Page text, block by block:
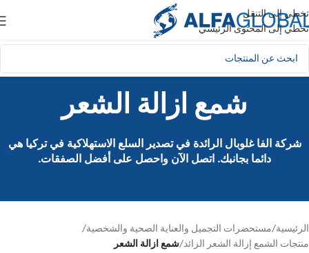
تخطي إلى التنقل
تخطي إلى المحتوى الرئيسي
شمع ازالة الشعر
شركة الفا غلوبال الرائدة في تصدير السلع الاستهلاكية في تركيا هي
دائما بجانبك. اتصل الآن واحصل على أفضل الصفقات.
الرئيسية/مستحضرات التجميل والعناية الصحية والشخصية/
منتجات الشمع إزالة الشعر الزائد/شمع ازالة الشعر